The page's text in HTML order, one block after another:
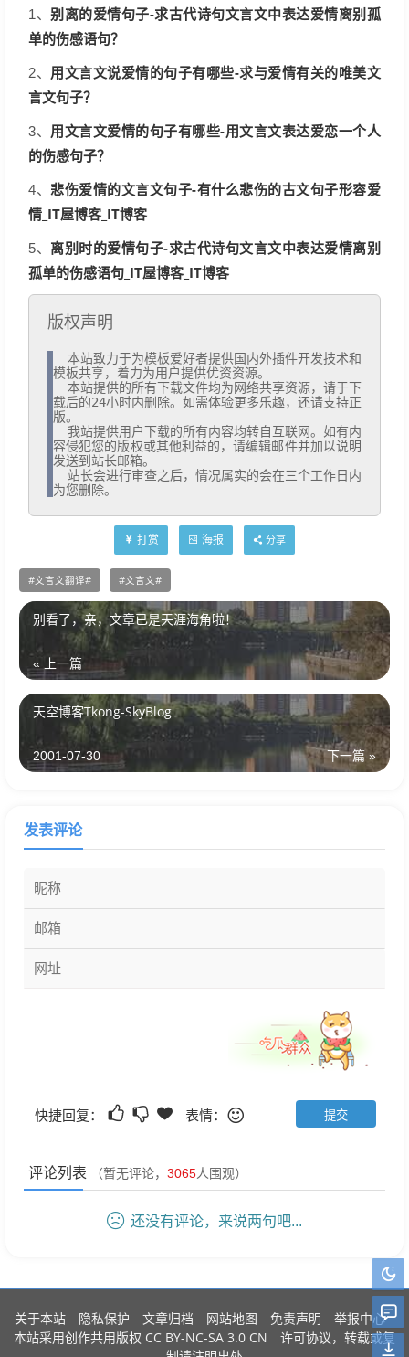
1、别离的爱情句子-求古代诗句文言文中表达爱情离别孤
单的伤感语句？
2、 用文言文说爱情的句子有哪些-求与爱情有关的唯美文
言文句子？
3、 用文言文爱情的句子有哪些-用文言文表达爱恋一个人
的伤感句子？
4、 悲伤爱情的文言文句子-有什么悲伤的古文句子形容爱
情_IT屋博客_IT博客
5、 离别时的爱情句子-求古代诗句文言文中表达爱情离别
孤单的伤感语句_IT屋博客_IT博客
版权声明
模板共享，着力为用户提供优资资源。
载后的24小时内删除。如需体验更多乐趣，还请支持正
版。
容侵犯您的版权或其他利益的，请编辑邮件并加以说明
发送到站长邮箱。
为您删除。
打赏 海报 分享
文言文翻译 文言文
别看了，亲，文章已是天涯海角啦！
« 上一篇
天空博客Tkong-SkyBlog
下一篇 »
2001-07-30
发表评论
快捷回复： 表情：
评论列表 （暂无评论， 3065人围观）
还没有评论，来说两句吧...
关于本站 隐私保护 文章归档 网站地图 免责声明 举报中心
本站采用创作共用版权 CC BY-NC-SA 3.0 CN
许可协议，转载或复